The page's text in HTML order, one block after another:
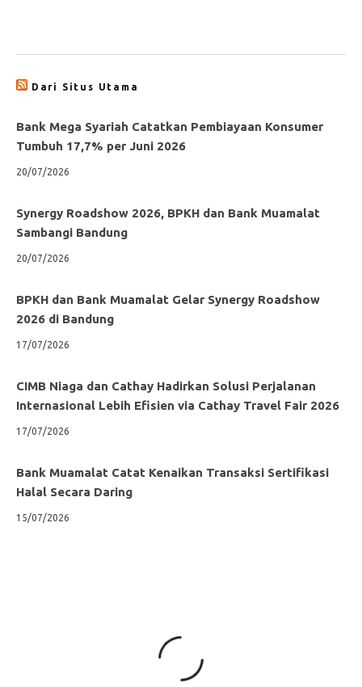
Dari Situs Utama
Bank Mega Syariah Catatkan Pembiayaan Konsumer
Tumbuh 17,7% per Juni 2026
20/07/2026
Synergy Roadshow 2026, BPKH dan Bank Muamalat
Sambangi Bandung
20/07/2026
BPKH dan Bank Muamalat Gelar Synergy Roadshow
2026 di Bandung
17/07/2026
CIMB Niaga dan Cathay Hadirkan Solusi Perjalanan
Internasional Lebih Efisien via Cathay Travel Fair 2026
17/07/2026
Bank Muamalat Catat Kenaikan Transaksi Sertifikasi
Halal Secara Daring
15/07/2026